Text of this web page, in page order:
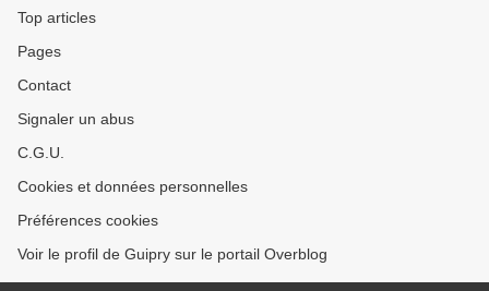
Top articles
Pages
Contact
Signaler un abus
C.G.U.
Cookies et données personnelles
Préférences cookies
Voir le profil de Guipry sur le portail Overblog